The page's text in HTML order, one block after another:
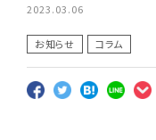
2023.03.06
お知らせ コラム